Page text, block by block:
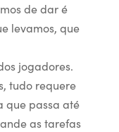
de dar é
levamos, que
jogadores.
tudo requere
que passa até
as tarefas